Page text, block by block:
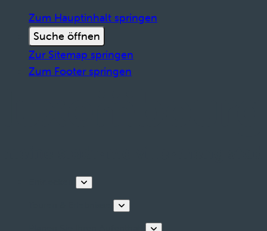
Zum Hauptinhalt springen
Suche öffnen
Zur Sitemap springen
Zum Footer springen